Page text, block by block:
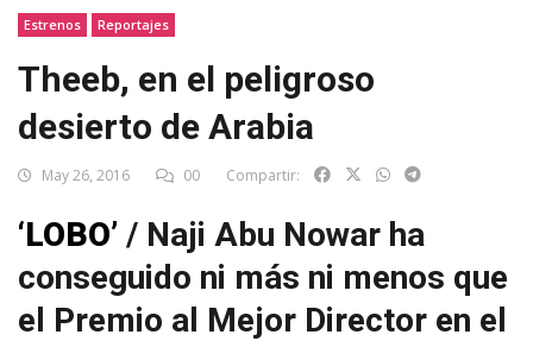
Estrenos Reportajes
Theeb, en el peligroso
desierto de Arabia
May 26, 2016 00 Compartir:
‘LOBO’ / Naji Abu Nowar ha
conseguido ni más ni menos que
el Premio al Mejor Director en el